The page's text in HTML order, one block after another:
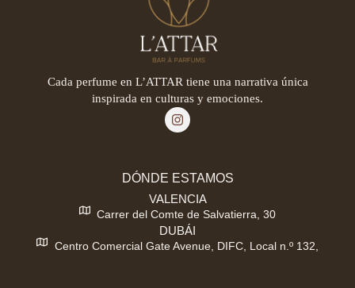
Cada perfume en L’ATTAR tiene una narrativa única
inspirada en culturas y emociones.
DÓNDE ESTAMOS
VALENCIA
Carrer del Comte de Salvatierra, 30
DUBÁI
Centro Comercial Gate Avenue, DIFC, Local n.º 132,